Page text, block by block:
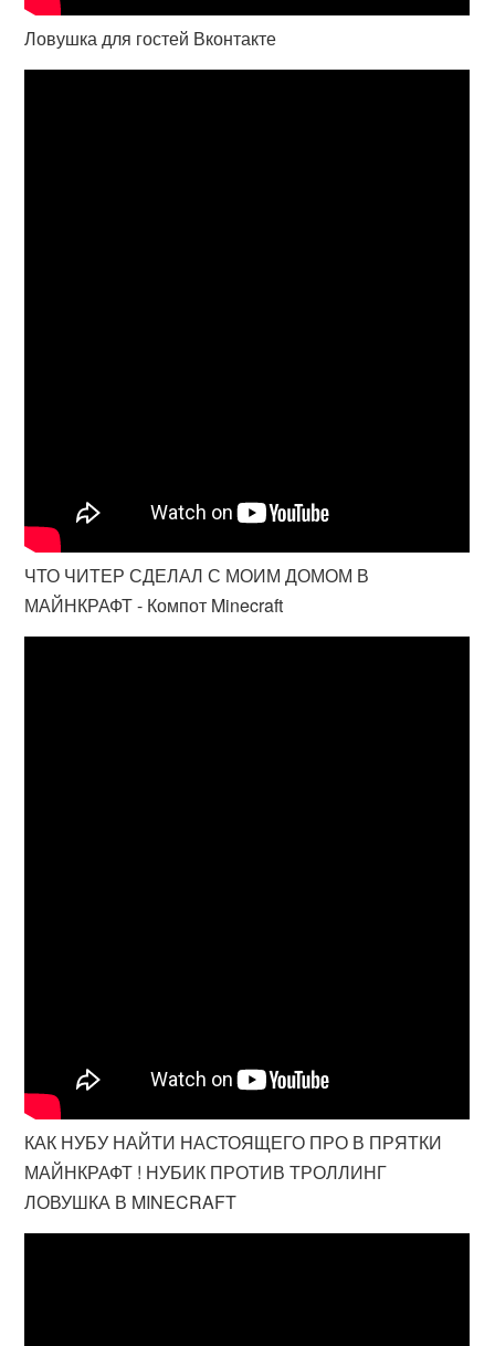
Ловушка для гостей Вконтакте
ЧТО ЧИТЕР СДЕЛАЛ С МОИМ ДОМОМ В
МАЙНКРАФТ - Компот Minecraft
КАК НУБУ НАЙТИ НАСТОЯЩЕГО ПРО В ПРЯТКИ
МАЙНКРАФТ ! НУБИК ПРОТИВ ТРОЛЛИНГ
ЛОВУШКА В MINECRAFT